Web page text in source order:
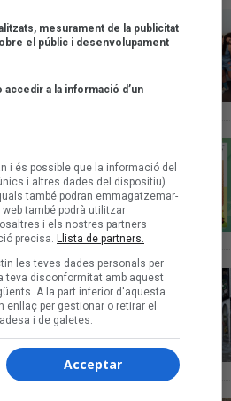
mesurament de la publicitat
el públic i desenvolupament
a la informació d’un
i és possible que la informació del
i altres dades del dispositiu)
també podran emmagatzemar-
també podrà utilitzar
i els nostres partners
precisa. Llista de partners.
les teves dades personals per
teva disconformitat amb aquest
A la part inferior d'aquesta
enllaç per gestionar o retirar el
i de galetes.
Acceptar